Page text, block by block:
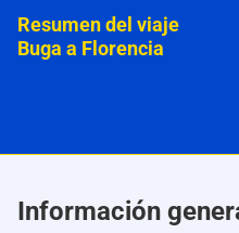
Resumen del viaje
Buga a Florencia
Información